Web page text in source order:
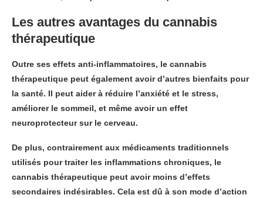
Les autres avantages du cannabis
thérapeutique
Outre ses effets anti-inflammatoires, le cannabis
thérapeutique peut également avoir d’autres bienfaits pour
la santé. Il peut aider à réduire l’anxiété et le stress,
améliorer le sommeil, et même avoir un effet
neuroprotecteur sur le cerveau.
De plus, contrairement aux médicaments traditionnels
utilisés pour traiter les inflammations chroniques, le
cannabis thérapeutique peut avoir moins d’effets
secondaires indésirables. Cela est dû à son mode d’action